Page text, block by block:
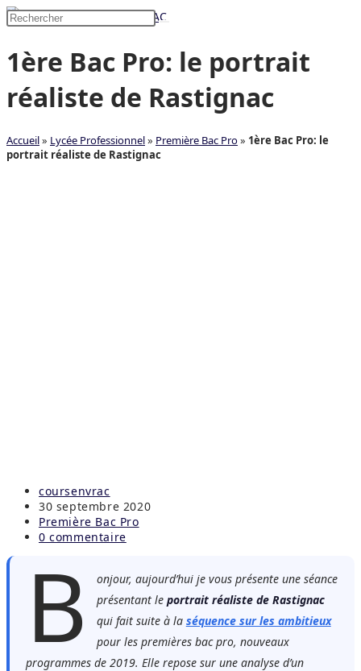
Skip
content
Rechercher
ce
site
1ère Bac Pro: le portrait
réaliste de Rastignac
Accueil» Lycée Professionnel» Première Bac Pro» 1ère Bac Pro: le
portrait réaliste de Rastignac
Auteur/autrice
de
la
publication :
coursenvrac
Publication
publiée :
30 septembre 2020
Post
category:
Première Bac Pro
Commentaires
publication :
0 commentaire
B
onjour, aujourd’hui je vous présente une séance
présentant le portrait réaliste de Rastignac
qui fait suite à la séquence sur les ambitieux
pour les premières bac pro, nouveaux
programmes de 2019. Elle repose sur une analyse d’un